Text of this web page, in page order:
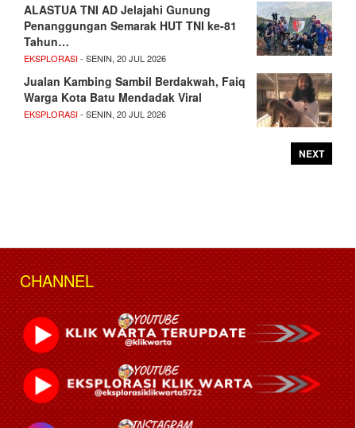
ALASTUA TNI AD Jelajahi Gunung
Penanggungan Semarak HUT TNI ke-81
Tahun…
EKSPLORASI- SENIN, 20 JUL 2026
Jualan Kambing Sambil Berdakwah, Faiq
Warga Kota Batu Mendadak Viral
EKSPLORASI- SENIN, 20 JUL 2026
NEXT
CHANNEL